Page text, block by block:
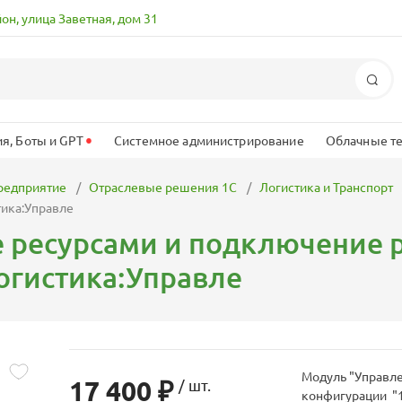
улица Заветная, дом 31
Боты и GPT• Системное администрирование Облачные
Отраслевые решения 1С Логистика и Транспорт
и подключение
17 400 ₽ / шт.
Модуль
конфигурации